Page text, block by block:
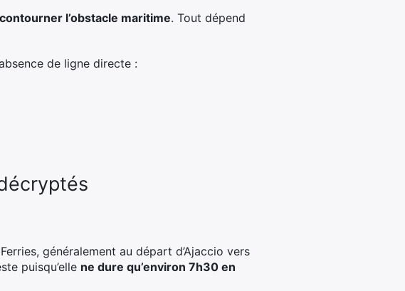
l’obstacle maritime. Tout dépend
de ligne directe :
généralement au départ d’Ajaccio vers
puisqu’elle ne dure qu’environ 7h30 en